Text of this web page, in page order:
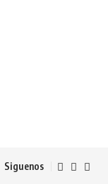
Siguenos